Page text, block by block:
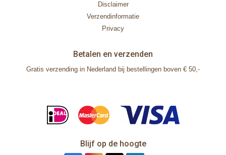
Disclaimer
Verzendinformatie
Privacy
Betalen en verzenden
Gratis verzending in Nederland bij bestellingen boven € 50,-
Blijf op de hoogte